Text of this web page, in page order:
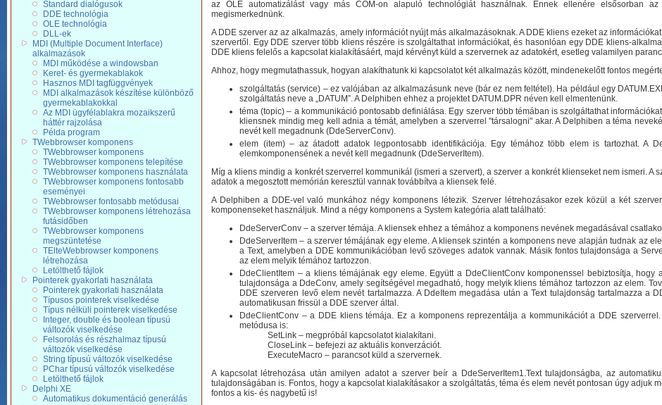
Standard dialógusok
DDE technológia
OLE technológia
DLL-ek
MDI (Multiple Document Interface)
alkalmazások
MDI működése a windowsban
Keret- és gyermekablakok
Hasznos MDI tagfüggvények
MDI alkalmazások készítése különböző
gyermekablakokkal
Az MDI ügyfélablakra mozaikszerű
háttér rajzolása
Példa program
TWebbrowser komponens
TWebbrowser komponens
TWebbrowser komponens telepítése
TWebbrowser komponens használata
TWebbrowser komponens fontosabb
eseményei
TWebbrowser fontosabb metódusai
TWebbrowser komponens létrehozása
futásidőben
TWebbrowser komponens
megszüntetése
TElteWebbrowser komponens
létrehozása
Letölthető fájlok
Pointerek gyakorlati használata
Pointerek gyakorlati használata
Típusos pointerek viselkedése
Típus nélküli pointerek viselkedése
Integer, double és boolean típusú
változók viselkedése
Felsorolás és részhalmaz típusú
változók viselkedése
String típusú változók viselkedése
PChar típusú változók viselkedése
Letölthető fájlok
Delphi XE
Automatikus dokumentáció generálás
az OLE automatizálást vagy más COM-on alapuló technológiát használnak. Ennek ellenére elsősorban
megismerkednünk.
A DDE szerver az az alkalmazás, amely információt nyújt más alkalmazásoknak. A DDE kliens ezeket az
szervertől. Egy DDE szerver több kliens részére is szolgáltathat információkat, és hasonlóan egy DDE kliens-
DDE kliens felelős a kapcsolat kialakításáért, majd kérvényt küld a szervernek az adatokért, esetleg valamilyen
Ahhoz, hogy megmutathassuk, hogyan alakíthatunk ki kapcsolatot két alkalmazás között, mindenekelőtt fontos
szolgáltatás (service) – ez valójában az alkalmazásunk neve (bár ez nem feltétel). Ha például egy
szolgáltatás neve a „DATUM”. A Delphiben ehhez a projektet DATUM.DPR néven kell elmentenünk.
téma (topic) – a kommunikáció pontosabb definiálása. Egy szerver több témában is szolgáltathat
kliensnek mindig meg kell adnia a témát, amelyben a szerverrel "társalogni" akar. A Delphiben a téma
nevét kell megadnunk (DdeServerConv).
elem (item) – az átadott adatok legpontosabb identifikációja. Egy témához több elem is tartozhat. A
elemkomponensének a nevét kell megadnunk (DdeServerItem).
Míg a kliens mindig a konkrét szerverrel kommunikál (ismeri a szervert), a szerver a konkrét klienseket nem ismeri. A
adatok a megosztott memórián keresztül vannak továbbítva a kliensek felé.
A Delphiben a DDE-vel való munkához négy komponens létezik. Szerver létrehozásakor ezek közül a két
komponenseket használjuk. Mind a négy komponens a System kategória alatt található:
DdeServerConv – a szerver témája. A kliensek ehhez a témához a komponens nevének megadásával
DdeServerItem – a szerver témájának egy eleme. A kliensek szintén a komponens neve alapján tudnak az
a Text, amelyben a DDE kommunikációban levő szöveges adatok vannak. Másik fontos tulajdonsága a
az elem melyik témához tartozzon.
DdeClientItem – a kliens témájának egy eleme. Együtt a DdeClientConv komponenssel bebiztosítja, hogy
tulajdonsága a DdeConv, amely segítségével megadható, hogy melyik kliens témához tartozzon az elem.
DDE szerveren levő elem nevét tartalmazza. A DdeItem megadása után a Text tulajdonság tartalmazza a
automatikusan frissül a DDE szerver által.
DdeClientConv – a DDE kliens témája. Ez a komponens reprezentálja a kommunikációt a DDE
metódusa is:
SetLink – megpróbál kapcsolatot kialakítani.
CloseLink – befejezi az aktuális konverzációt.
ExecuteMacro – parancsot küld a szervernek.
A kapcsolat létrehozása után amilyen adatot a szerver beír a DdeServerItem1.Text tulajdonságba, az
tulajdonságában is. Fontos, hogy a kapcsolat kialakításakor a szolgáltatás, téma és elem nevét pontosan úgy adjuk
fontos a kis- és nagybetű is!